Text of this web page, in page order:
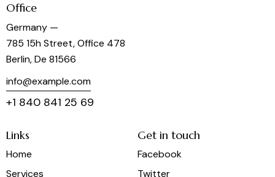
Office
Germany —
785 15h Street, Office 478
Berlin, De 81566
info@example.com
+1 840 841 25 69
Links
Home
Services
Get in touch
Facebook
Twitter